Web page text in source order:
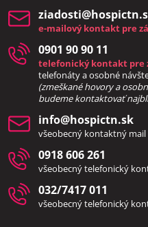
e-mailový kontakt pre
0901 90 90 11
telefonický kontakt pre
telefonáty a osobné
(zmeškané hovory a
budeme kontaktovať
info​@hospictn​.sk
všeobecný kontaktný mail
0918 606 261
všeobecný telefonický
032/7417 011
všeobecný telefonický